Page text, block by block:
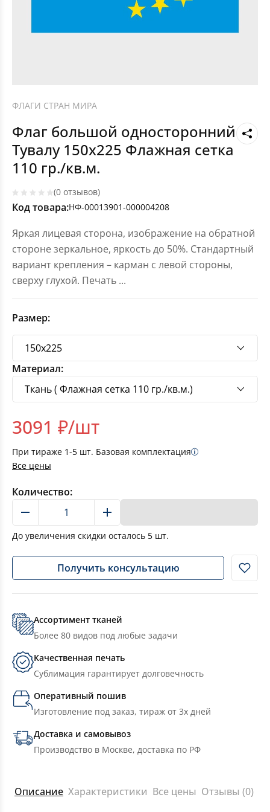
ФЛАГИ СТРАН МИРА
Флаг большой односторонний
Тувалу 150х225 Флажная сетка
110 гр./кв.м.
(0 отзывов)
Код товара:НФ-00013901-000004208
Яркая лицевая сторона, изображение на обратной
стороне зеркальное, яркость до 50%. Стандартный
вариант крепления – карман с левой стороны,
сверху глухой. Печать ...
Размер:
Материал:
3091 ₽/шт
При тираже 1-5 шт. Базовая комплектация
Все цены
Количество:
До увеличения скидки осталось 5 шт.
Получить консультацию
Ассортимент тканей
Более 80 видов под любые задачи
Качественная печать
Сублимация гарантирует долговечность
Оперативный пошив
Изготовление под заказ, тираж от 3х дней
Доставка и самовывоз
Производство в Москве, доставка по РФ
Описание Характеристики Все цены Отзывы (0)